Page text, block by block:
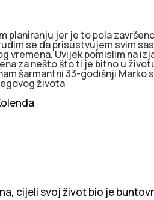
planiranju jer je to pola
se da prisustvujem svim
vremena. Uvijek pomislim na
za nešto što ti je bitno u
šarmantni 33-godišnji Marko
života
cijeli svoj život bio je